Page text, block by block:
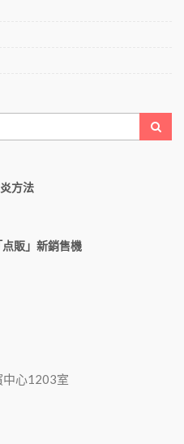
方法
販」新銷售機
心1203室